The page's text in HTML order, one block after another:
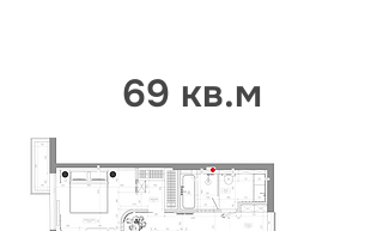
69 кв.м